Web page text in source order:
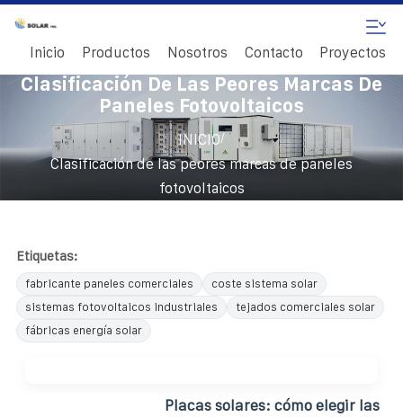
Inicio Productos Nosotros Contacto Proyectos
Clasificación De Las Peores Marcas De
Paneles Fotovoltaicos
INICIO/
Clasificación de las peores marcas de paneles
fotovoltaicos
Etiquetas:
fabricante paneles comerciales
coste sistema solar
sistemas fotovoltaicos industriales
tejados comerciales solar
fábricas energía solar
Placas solares: cómo elegir las